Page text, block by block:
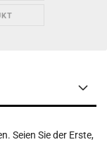
Seien Sie der Erste,